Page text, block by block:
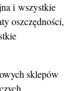
i wszystkie
oszczędności,
sklepów